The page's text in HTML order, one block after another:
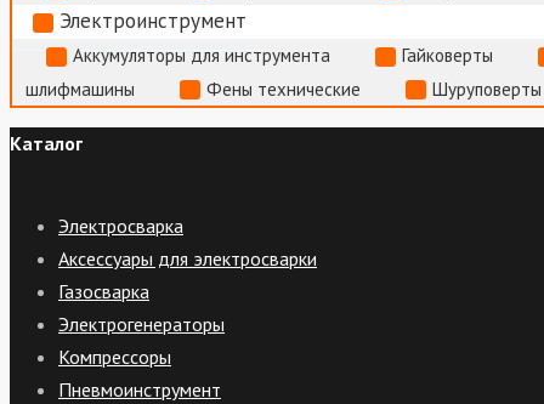
Электроинструмент
Аккумуляторы для инструмента
Гайковерты
шлифмашины
Фены технические
Каталог
Электросварка
Аксессуары для электросварки
Газосварка
Электрогенераторы
Компрессоры
Пневмоинструмент